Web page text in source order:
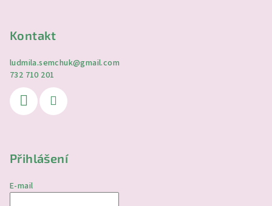
Kontakt
ludmila.semchuk@gmail.com
732 710 201
Přihlášení
E-mail